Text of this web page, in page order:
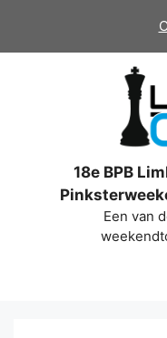
de
18e BPB
Een van